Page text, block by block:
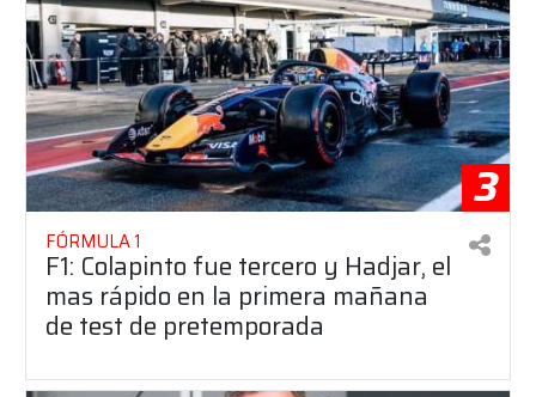
3
FÓRMULA 1
F1: Colapinto fue tercero y Hadjar, el
mas rápido en la primera mañana
de test de pretemporada